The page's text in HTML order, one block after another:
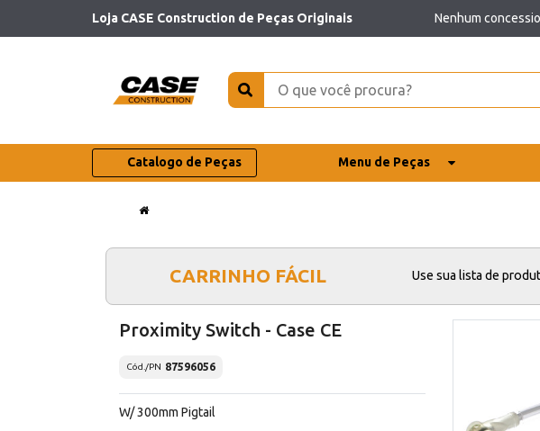
Loja CASE Construction de Peças Originais Nenhum
Catalogo de Peças Menu de Peças
CARRINHO FÁCIL Use sua lista de
Proximity Switch - Case CE
Cód./PN 87596056
W/ 300mm Pigtail